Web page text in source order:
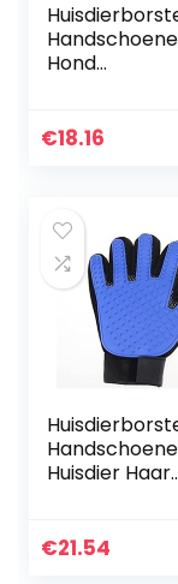
Hond
Borstel
€18.16
Huisdier Haar
Grooming Kam
€21.54